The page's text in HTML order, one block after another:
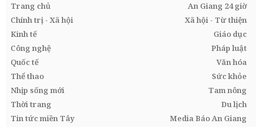
Trang chủ
An Giang 24 giờ
Chính trị - Xã hội
Xã hội - Từ thiện
Kinh tế
Giáo dục
Công nghệ
Pháp luật
Quốc tế
Văn hóa
Thể thao
Sức khỏe
Nhịp sống mới
Tam nông
Thời trang
Du lịch
Tin tức miền Tây
Media Báo An Giang